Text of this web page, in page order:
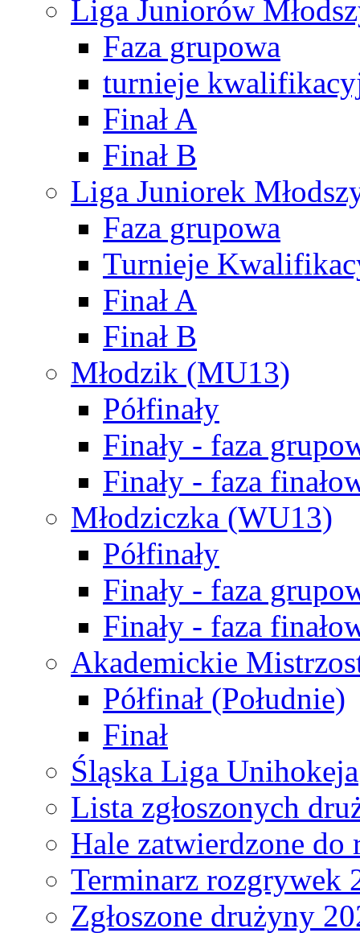
Liga Juniorów
Faza grupowa
turnieje
Finał A
Finał B
Liga Juniorek
Faza grupowa
Turnieje
Finał A
Finał B
Młodzik (MU13)
Półfinały
Finały - faza
Finały - faza
Młodziczka (WU13)
Półfinały
Finały - faza
Finały - faza
Akademickie
Półfinał (Południe)
Finał
Śląska Liga Unihokeja
Lista zgłoszonych
Hale zatwierdzone do
Terminarz rozgrywek
Zgłoszone drużyny